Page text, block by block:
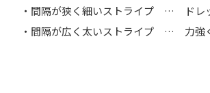
・間隔が狭く細いストライプ … ドレ
・間隔が広く太いストライプ … 力強